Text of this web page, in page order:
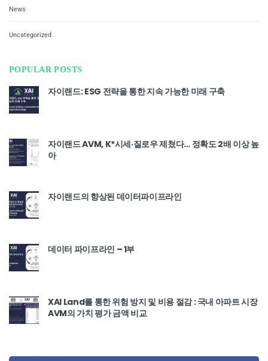
News
Uncategorized
POPULAR POSTS
자이랜드: ESG 전략을 통한 지속 가능한 미래 구축
자이랜드 AVM, K*시세·질로우 제쳤다… 정확도 2배 이상 높
아
자이랜드의 향상된 데이터파이프라인
데이터 파이프라인 – 1부
XAI Land를 통한 위험 방지 및 비용 절감 : 국내 아파트 시장
AVM의 가치 평가 금액 비교